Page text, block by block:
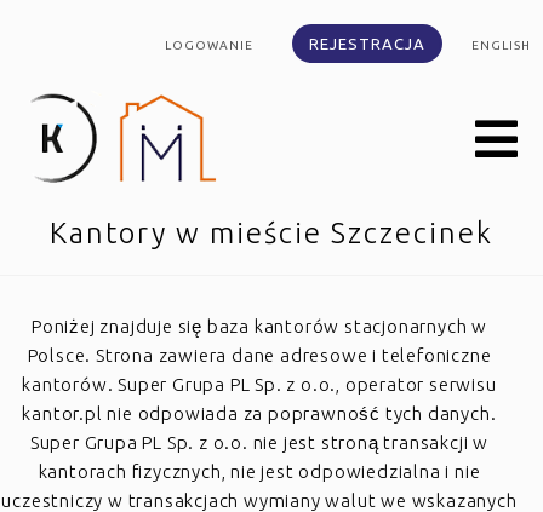
LOGOWANIE REJESTRACJA ENGLISH
Kantory w mieście Szczecinek
Poniżej znajduje się baza kantorów stacjonarnych w
Polsce. Strona zawiera dane adresowe i telefoniczne
kantorów. Super Grupa PL Sp. z o.o., operator serwisu
kantor.pl nie odpowiada za poprawność tych danych.
Super Grupa PL Sp. z o.o. nie jest stroną transakcji w
kantorach fizycznych, nie jest odpowiedzialna i nie
uczestniczy w transakcjach wymiany walut we wskazanych